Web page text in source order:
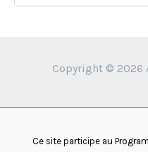
Copyright © 2026
Ce site participe au